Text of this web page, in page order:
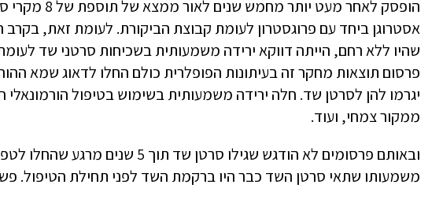
אסטרוגן ביחד עם פרוגסטרון לעומת קבוצת הביקורת. לעומת זאת,
שהיו ללא רחם, הייתה דווקא ירידה משמעותית בשכיחות סרטני שד
פרסום תוצאות מחקר זה בעיתונות הפופלרית כולם החלו לדאוג שמא
יגרמו להן לסרטן שד. חלה ירידה משמעותית בשימוש בטיפול הורמונאלי
ממקור צמחי, ועוד.
משמעותו שתאי סרטן השד כבר היו ברקמת השד לפני תחילת הטיפול.